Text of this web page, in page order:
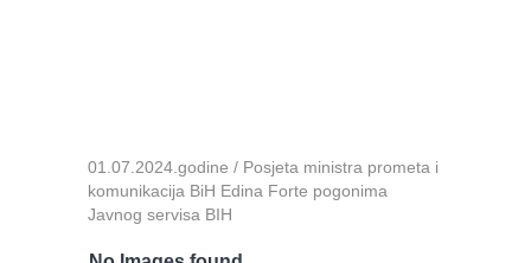
01.07.2024.godine / Posjeta ministra prometa i
komunikacija BiH Edina Forte pogonima
Javnog servisa BIH